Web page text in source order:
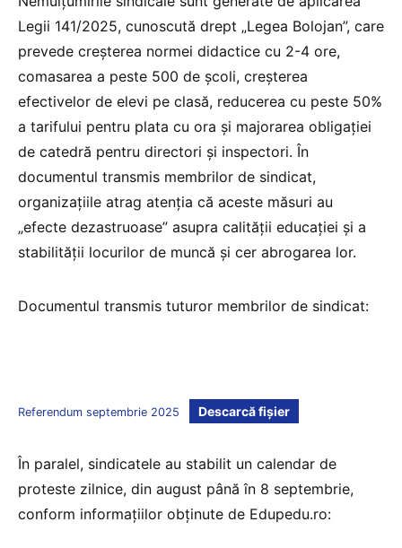
Legii 141/2025, cunoscută drept „Legea Bolojan”, care
prevede creșterea normei didactice cu 2-4 ore,
comasarea a peste 500 de școli, creșterea
efectivelor de elevi pe clasă, reducerea cu peste 50%
a tarifului pentru plata cu ora și majorarea obligației
de catedră pentru directori și inspectori. În
documentul transmis membrilor de sindicat,
organizațiile atrag atenția că aceste măsuri au
„efecte dezastruoase” asupra calității educației și a
stabilității locurilor de muncă și cer abrogarea lor.
Documentul transmis tuturor membrilor de sindicat:
Referendum septembrie 2025 Descarcă fișier
În paralel, sindicatele au stabilit un calendar de
proteste zilnice, din august până în 8 septembrie,
conform informațiilor obținute de Edupedu.ro: